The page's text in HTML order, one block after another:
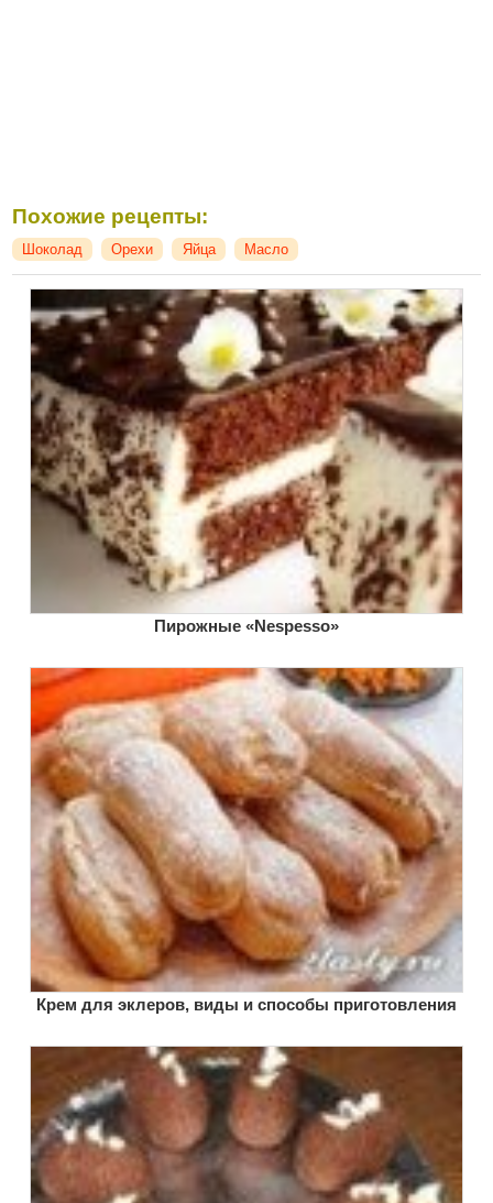
Похожие рецепты:
Шоколад Орехи Яйца Масло
Пирожные «Nespesso»
Крем для эклеров, виды и способы приготовления